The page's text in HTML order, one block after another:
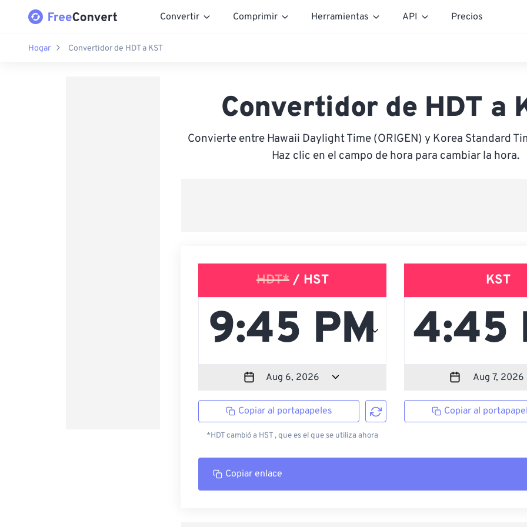
Convertir Comprimir Herramientas API Precios
Hogar Convertidor de HDT a KST
Convertidor de HDT a
Convierte entre Hawaii Daylight Time (ORIGEN) y Korea Standard
Haz clic en el campo de hora para cambiar la hora.
HDT*/ HST
Copiar al portapapeles
*HDT cambió a HST , que es el que se utiliza ahora
KST
Copiar al
Copiar enlace